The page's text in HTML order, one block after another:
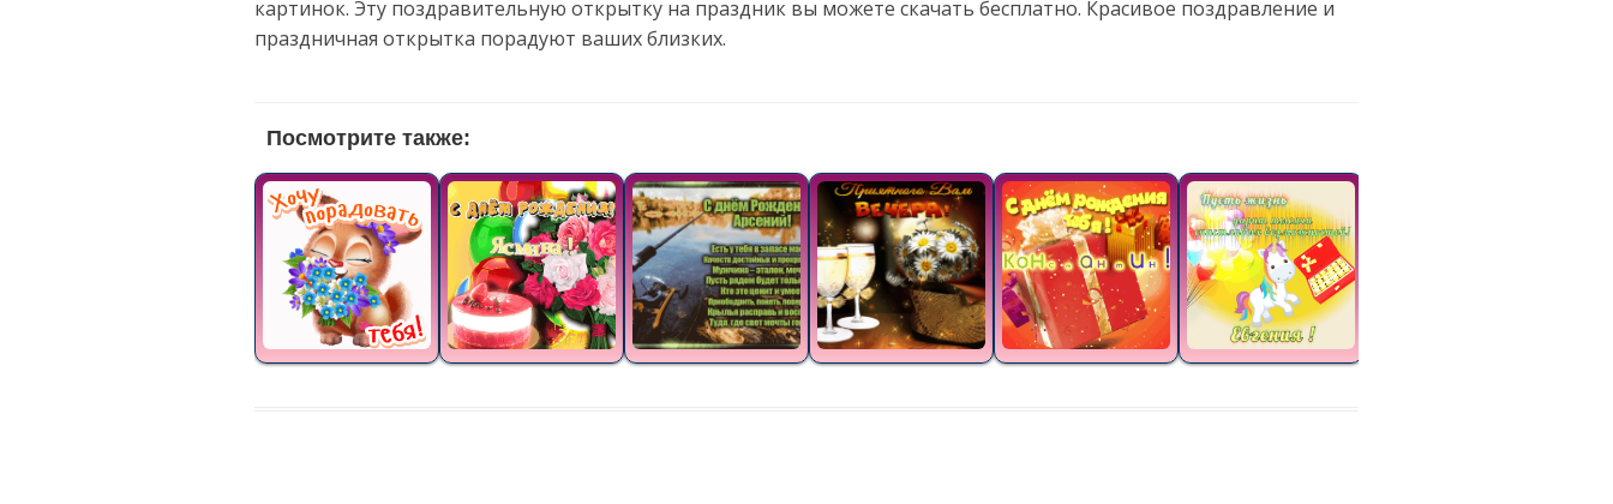
картинок. Эту поздравительную открытку на праздник вы можете скачать бесплатно. Красивое поздравление и
праздничная открытка порадуют ваших близких.
Посмотрите также: